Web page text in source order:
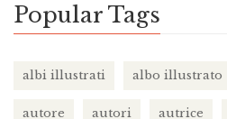
Popular Tags
albi illustrati albo illustrato
autore autori autrice